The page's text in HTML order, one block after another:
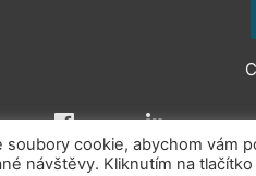
cookie, abychom vám
návštěvy. Kliknutím na